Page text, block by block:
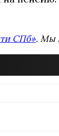
СПб». Мы